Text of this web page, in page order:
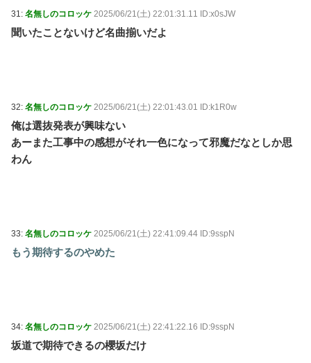
31: 名無しのコロッケ 2025/06/21(土) 22:01:31.11 ID:x0sJW
聞いたことないけど名曲揃いだよ
32: 名無しのコロッケ 2025/06/21(土) 22:01:43.01 ID:k1R0w
俺は選抜発表が興味ない
あーまた工事中の感想がそれ一色になって邪魔だなとしか思
わん
33: 名無しのコロッケ 2025/06/21(土) 22:41:09.44 ID:9sspN
もう期待するのやめた
34: 名無しのコロッケ 2025/06/21(土) 22:41:22.16 ID:9sspN
坂道で期待できるの櫻坂だけ